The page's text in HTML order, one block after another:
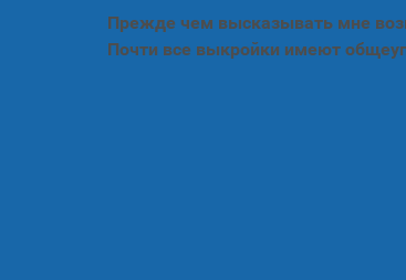
Прежде чем высказывать мне
Почти все выкройки имеют